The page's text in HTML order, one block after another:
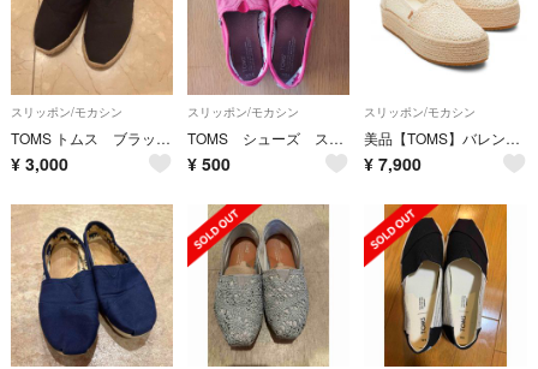
スリッポン/モカシン
TOMS トムス ブラック サイズ6
¥ 3,000
スリッポン/モカシン
TOMS シューズ スリッポン キャンバスクラシック
¥ 500
スリッポン/モカシン
美品【TOMS】バレンシア 厚底 クロシェ編みスリッポン
¥ 7,900